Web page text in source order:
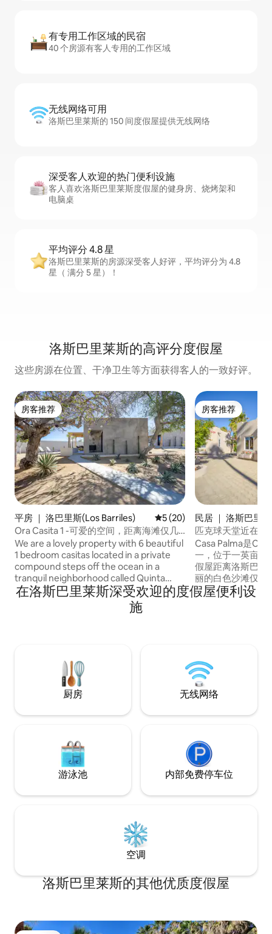
有专用工作区域的民宿
40 个房源有客人专用的工作区域
无线网络可用
洛斯巴里莱斯的 150 间度假屋提供无线网络
深受客人欢迎的热门便利设施
客人喜欢洛斯巴里莱斯度假屋的健身房、烧烤架和
电脑桌
平均评分 4.8 星
洛斯巴里莱斯的房源深受客人好评，平均评分为 4.8
星（ 满分 5 星）！
洛斯巴里莱斯的高评分度假屋
这些房源在位置、干净卫生等方面获得客人的一致好评。
房客推荐
房客推荐
平房 ｜ 洛巴里斯(Los Barriles) 平均评分 5 分（满分 5 分）
5 (20)
Ora Casita 1 -可爱的空间，距离海滩仅几
步之遥。
We are a lovely property with 6 beautiful
1 bedroom casitas located in a private
compound steps off the ocean in a
tranquil neighborhood called Quinta
Maria. We are a 5 minute drive to the
village of Los Barriles and a 5 minute walk
to Tres Palapas pickleball courts. All of
Adults only no pets. Come enjoy our
unique property.
房客推荐
房客推荐
民居 ｜ 洛斯巴里
匹克球天堂近在咫
Casa Palma是
一，位于一英亩茂密花园
假屋距离洛斯巴里
丽的白色沙滩仅几分钟路
人，配备2张加大
能电视和互联网。 您可以在我们舒适的躺
整栋别墅可供出租
在洛斯巴里莱斯深受欢迎的度假屋便利设
施
厨房 无线网络
游泳池 内部免费停车位
空调
洛斯巴里莱斯的其他优质度假屋